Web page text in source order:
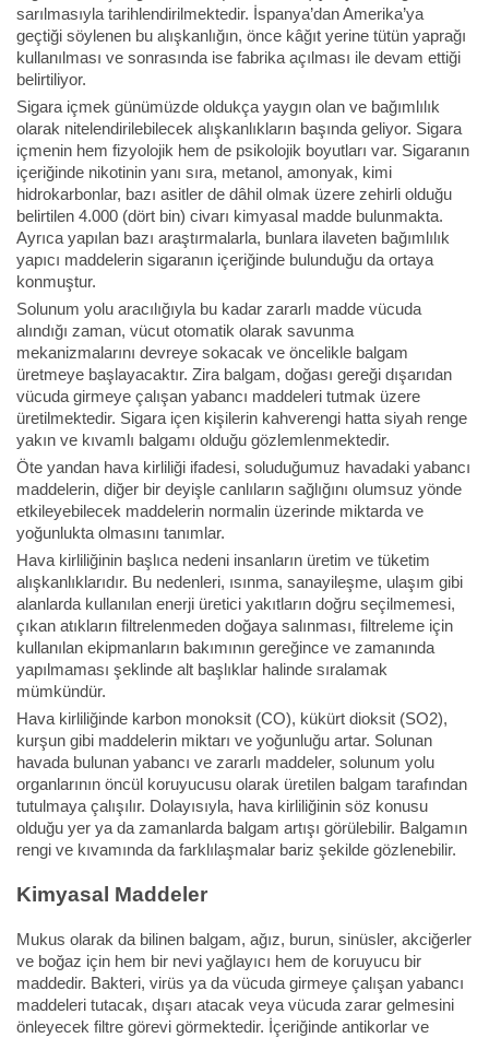
sarılmasıyla tarihlendirilmektedir. İspanya’dan Amerika’ya
geçtiği söylenen bu alışkanlığın, önce kâğıt yerine tütün yaprağı
kullanılması ve sonrasında ise fabrika açılması ile devam ettiği
belirtiliyor.
Sigara içmek günümüzde oldukça yaygın olan ve bağımlılık
olarak nitelendirilebilecek alışkanlıkların başında geliyor. Sigara
içmenin hem fizyolojik hem de psikolojik boyutları var. Sigaranın
içeriğinde nikotinin yanı sıra, metanol, amonyak, kimi
hidrokarbonlar, bazı asitler de dâhil olmak üzere zehirli olduğu
belirtilen 4.000 (dört bin) civarı kimyasal madde bulunmakta.
Ayrıca yapılan bazı araştırmalarla, bunlara ilaveten bağımlılık
yapıcı maddelerin sigaranın içeriğinde bulunduğu da ortaya
konmuştur.
Solunum yolu aracılığıyla bu kadar zararlı madde vücuda
alındığı zaman, vücut otomatik olarak savunma
mekanizmalarını devreye sokacak ve öncelikle balgam
üretmeye başlayacaktır. Zira balgam, doğası gereği dışarıdan
vücuda girmeye çalışan yabancı maddeleri tutmak üzere
üretilmektedir. Sigara içen kişilerin kahverengi hatta siyah renge
yakın ve kıvamlı balgamı olduğu gözlemlenmektedir.
Öte yandan hava kirliliği ifadesi, soluduğumuz havadaki yabancı
maddelerin, diğer bir deyişle canlıların sağlığını olumsuz yönde
etkileyebilecek maddelerin normalin üzerinde miktarda ve
yoğunlukta olmasını tanımlar.
Hava kirliliğinin başlıca nedeni insanların üretim ve tüketim
alışkanlıklarıdır. Bu nedenleri, ısınma, sanayileşme, ulaşım gibi
alanlarda kullanılan enerji üretici yakıtların doğru seçilmemesi,
çıkan atıkların filtrelenmeden doğaya salınması, filtreleme için
kullanılan ekipmanların bakımının gereğince ve zamanında
yapılmaması şeklinde alt başlıklar halinde sıralamak
mümkündür.
Hava kirliliğinde karbon monoksit (CO), kükürt dioksit (SO2),
kurşun gibi maddelerin miktarı ve yoğunluğu artar. Solunan
havada bulunan yabancı ve zararlı maddeler, solunum yolu
organlarının öncül koruyucusu olarak üretilen balgam tarafından
tutulmaya çalışılır. Dolayısıyla, hava kirliliğinin söz konusu
olduğu yer ya da zamanlarda balgam artışı görülebilir. Balgamın
rengi ve kıvamında da farklılaşmalar bariz şekilde gözlenebilir.
Kimyasal Maddeler
Mukus olarak da bilinen balgam, ağız, burun, sinüsler, akciğerler
ve boğaz için hem bir nevi yağlayıcı hem de koruyucu bir
maddedir. Bakteri, virüs ya da vücuda girmeye çalışan yabancı
maddeleri tutacak, dışarı atacak veya vücuda zarar gelmesini
önleyecek filtre görevi görmektedir. İçeriğinde antikorlar ve